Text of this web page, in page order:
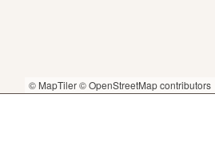
© MapTiler© OpenStreetMap contributors